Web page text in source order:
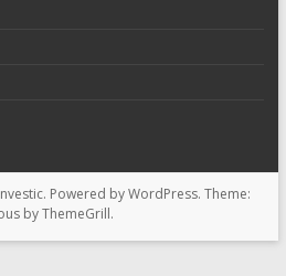
. Powered byWordPress. Theme:
byThemeGrill.